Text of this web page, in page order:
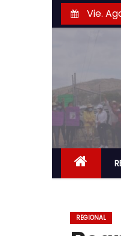
a
r
a
l
n
Vie.
REGIONAL